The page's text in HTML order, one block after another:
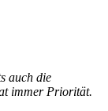
auch die
immer Priorität.